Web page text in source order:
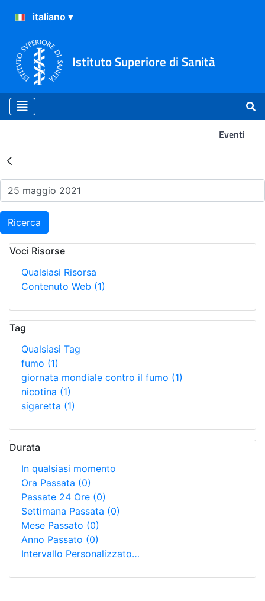
Istituto Superiore di Sanità
Eventi
Risultati della Ricerca -
Ricerca
Voci Risorse
Qualsiasi Risorsa
Contenuto Web (1)
Tag
Qualsiasi Tag
fumo (1)
giornata mondiale contro il fumo (1)
nicotina (1)
sigaretta (1)
Durata
In qualsiasi momento
Ora Passata (0)
Passate 24 Ore (0)
Settimana Passata (0)
Mese Passato (0)
Anno Passato (0)
Intervallo Personalizzato…